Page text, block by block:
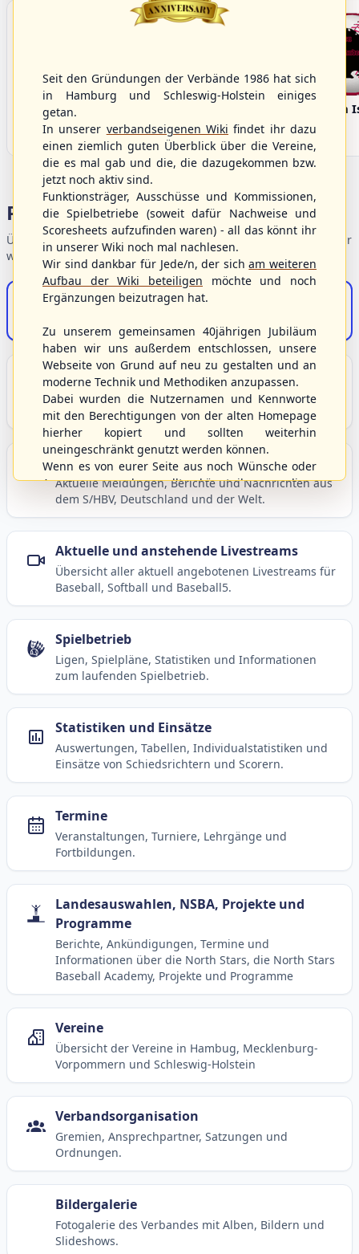
Bargenstedt
Beavers
Fehmarn
Portalbereiche
Übersicht der Verbandsbereiche – wählen Sie einen Einstieg für
weiterführende Informationen.
S/HBV-Shop
Unser Sport
Grundlagen und Hintergründe zu Baseball, Softball
und Baseball5.
Berichte und Neuigkeiten
Aktuelle Meldungen, Berichte und Nachrichten aus
dem S/HBV, Deutschland und der Welt.
Aktuelle und anstehende Livestreams
Übersicht aller aktuell angebotenen Livestreams für
Baseball, Softball und Baseball5.
Spielbetrieb
Ligen, Spielpläne, Statistiken und Informationen
zum laufenden Spielbetrieb.
Statistiken und Einsätze
Auswertungen, Tabellen, Individualstatistiken und
Einsätze von Schiedsrichtern und Scorern.
Termine
Veranstaltungen, Turniere, Lehrgänge und
Fortbildungen.
Landesauswahlen, NSBA, Projekte und
Programme
Berichte, Ankündigungen, Termine und
Informationen über die North Stars, die North Stars
Baseball Academy, Projekte und Programme
Vereine
Übersicht der Vereine in Hambug, Mecklenburg-
Vorpommern und Schleswig-Holstein
Verbandsorganisation
Gremien, Ansprechpartner, Satzungen und
Ordnungen.
Bildergalerie
Fotogalerie des Verbandes mit Alben, Bildern und
Slideshows.
Seit den Gründungen der Verbände 1986 hat sich
in Hamburg und Schleswig-Holstein einiges
getan.
In unserer verbandseigenen Wiki findet ihr dazu
einen ziemlich guten Überblick über die Vereine,
die es mal gab und die, die dazugekommen bzw.
jetzt noch aktiv sind.
Funktionsträger, Ausschüsse und Kommissionen,
die Spielbetriebe (soweit dafür Nachweise und
Scoresheets aufzufinden waren) - all das könnt ihr
in unserer Wiki noch mal nachlesen.
Wir sind dankbar für Jede/n, der sicham weiteren
Aufbau der Wiki beteiligen möchte und noch
Ergänzungen beizutragen hat.
Zu unserem gemeinsamen 40jährigen Jubiläum
haben wir uns außerdem entschlossen, unsere
Webseite von Grund auf neu zu gestalten und an
moderne Technik und Methodiken anzupassen.
Dabei wurden die Nutzernamen und Kennworte
mit den Berechtigungen von der alten Homepage
hierher kopiert und sollten weiterhin
uneingeschränkt genutzt werden können.
Wenn es von eurer Seite aus noch Wünsche oder
Anregungen geben sollte, könnt ihr uns diese
gerne an die Verbandsadresseinfo@shbvnet.de
schicken.